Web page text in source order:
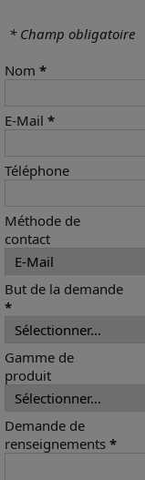
* Champ obligatoire
Nom *
E-Mail *
Téléphone
Méthode de
contact
But de la demande
*
Gamme de
produit
Demande de
renseignements *